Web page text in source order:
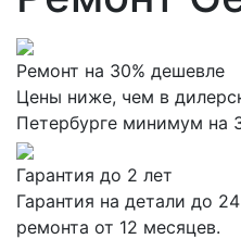
Ремонт на 30% дешевле
Цены ниже, чем в
Петербурге минимум на
Гарантия до 2 лет
Гарантия на детали до
ремонта от 12 месяцев.